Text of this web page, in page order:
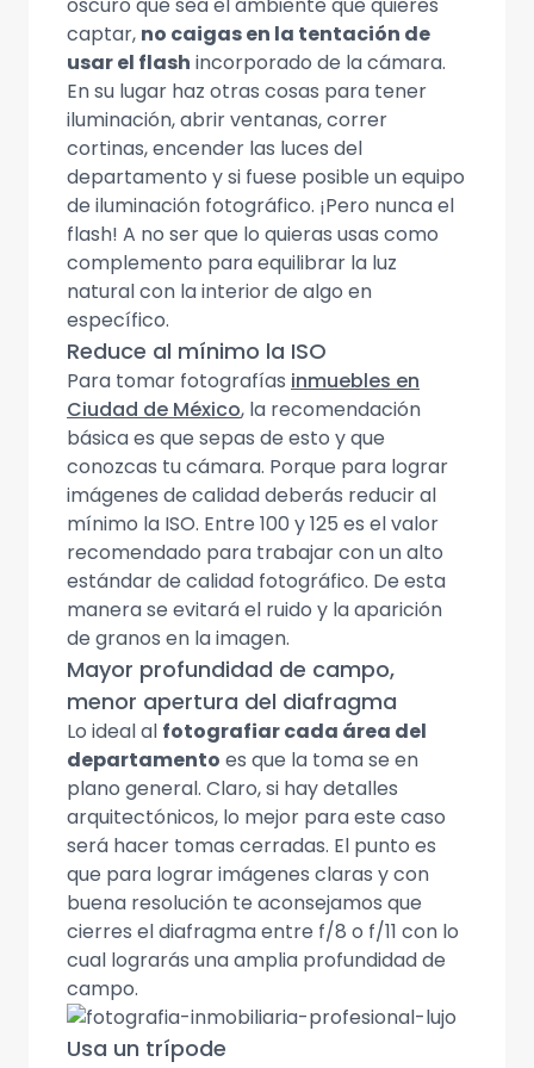
captar, no caigas en la tentación de
usar el flash incorporado de la cámara.
En su lugar haz otras cosas para tener
iluminación, abrir ventanas, correr
cortinas, encender las luces del
departamento y si fuese posible un equipo
de iluminación fotográfico. ¡Pero nunca el
flash! A no ser que lo quieras usas como
complemento para equilibrar la luz
natural con la interior de algo en
específico.
Reduce al mínimo la ISO
Para tomar fotografías inmuebles en
Ciudad de México, la recomendación
básica es que sepas de esto y que
conozcas tu cámara. Porque para lograr
imágenes de calidad deberás reducir al
mínimo la ISO. Entre 100 y 125 es el valor
recomendado para trabajar con un alto
estándar de calidad fotográfico. De esta
manera se evitará el ruido y la aparición
de granos en la imagen.
Mayor profundidad de campo,
menor apertura del diafragma
Lo ideal al fotografiar cada área del
departamento es que la toma se en
plano general. Claro, si hay detalles
arquitectónicos, lo mejor para este caso
será hacer tomas cerradas. El punto es
que para lograr imágenes claras y con
buena resolución te aconsejamos que
cierres el diafragma entre f/8 o f/11 con lo
cual lograrás una amplia profundidad de
campo.
Usa un trípode